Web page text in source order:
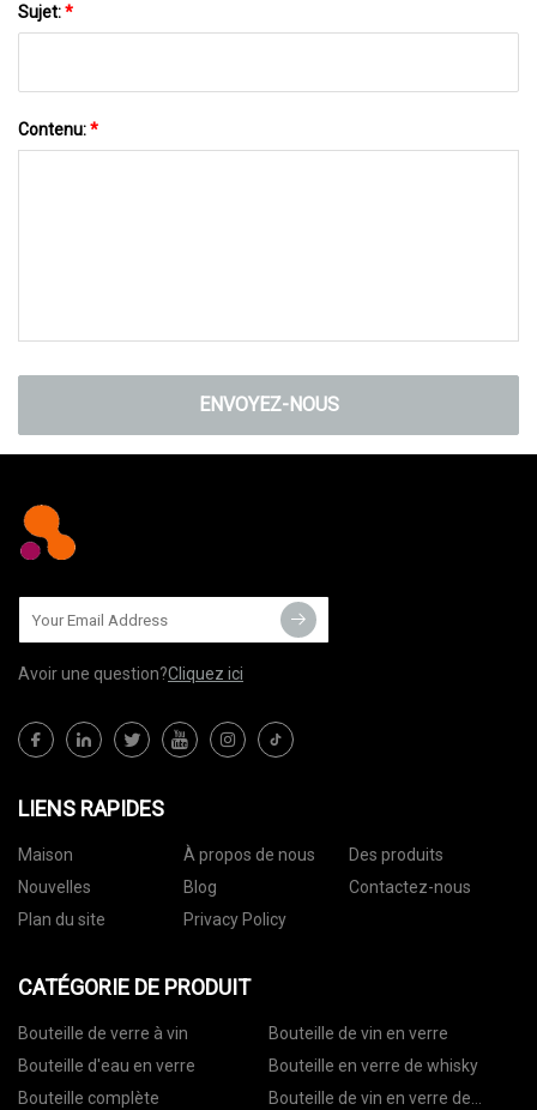
Sujet:*
Contenu:*
ENVOYEZ-NOUS
Avoir une question?Cliquez ici
LIENS RAPIDES
Maison À propos de nous
Des produits
Nouvelles
Blog
Contactez-nous
Plan du site
Privacy Policy
CATÉGORIE DE PRODUIT
Bouteille de verre à vin
Bouteille de vin en verre
Bouteille d'eau en verre
Bouteille en verre de whisky
Bouteille complète
Bouteille de vin en verre de